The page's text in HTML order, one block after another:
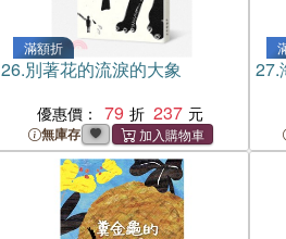
滿額折
26.別著花的流淚的大象
優惠價： 79 237
無庫存
27.